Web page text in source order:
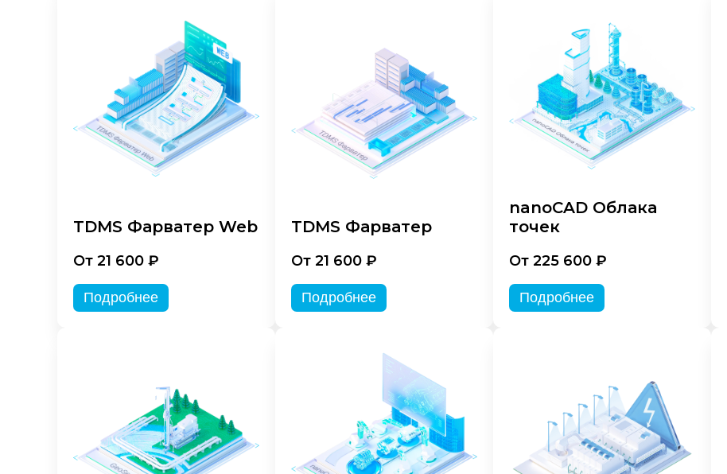
TDMS Фарватер Web
От 21 600 ₽
Подробнее
TDMS Фарватер
От 21 600 ₽
Подробнее
nanoCAD Облака
точек
От 225 600 ₽
Подробнее